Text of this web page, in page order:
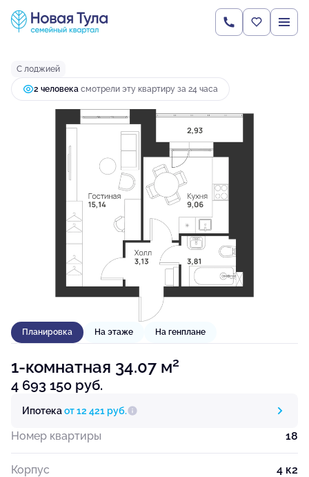
1-комнатная34.07 м 4 693 150 руб.
Ипотекаот 12 421 руб.
С лоджией
2 человекa смотрели эту квартиру за 24 часа
Планировка На этаже На генплане
1-комнатная 34.07 м2
4 693 150 руб.
Ипотекаот 12 421 руб.
Номер квартиры 18
Корпус 4 к2